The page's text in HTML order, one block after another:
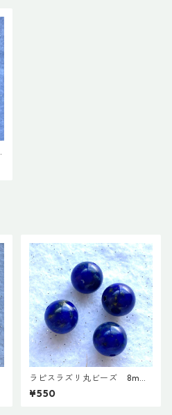
ラピスラズリ丸ビーズ 8mm
(４粒入)
¥550